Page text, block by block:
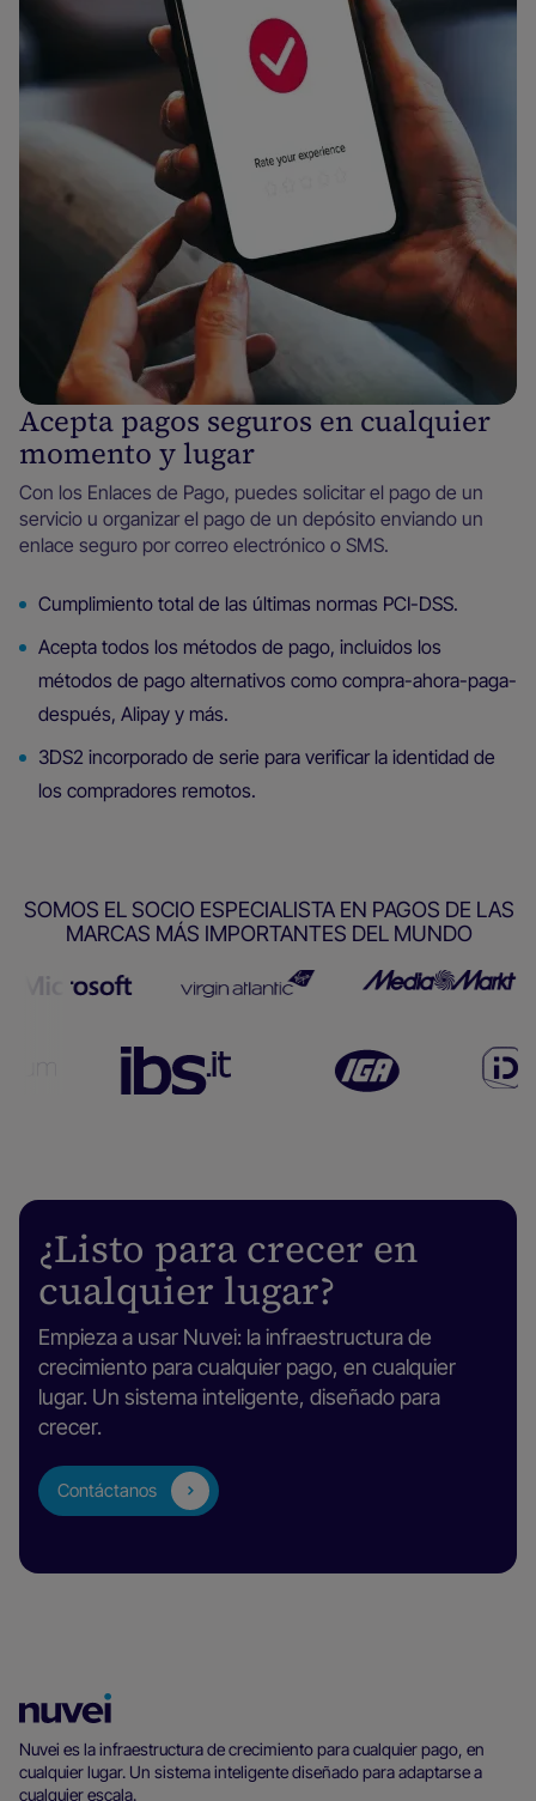
Acepta pagos seguros en cualquier
momento y lugar
Con los Enlaces de Pago, puedes solicitar el pago de un
servicio u organizar el pago de un depósito enviando un
enlace seguro por correo electrónico o SMS.
Cumplimiento total de las últimas normas PCI-DSS.
Acepta todos los métodos de pago, incluidos los
métodos de pago alternativos como compra-ahora-paga-
después, Alipay y más.
3DS2 incorporado de serie para verificar la identidad de
los compradores remotos.
SOMOS EL SOCIO ESPECIALISTA EN PAGOS DE LAS
MARCAS MÁS IMPORTANTES DEL MUNDO
¿Listo para crecer en
cualquier lugar?
Empieza a usar Nuvei: la infraestructura de
crecimiento para cualquier pago, en cualquier
lugar. Un sistema inteligente, diseñado para
crecer.
Contáctanos
principal
de
Nuvei es la infraestructura de crecimiento para cualquier pago, en
cualquier lugar. Un sistema inteligente diseñado para adaptarse a
cualquier escala.